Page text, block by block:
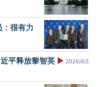
：很有力
平释放黎智英 ▶️ 2026/4/3